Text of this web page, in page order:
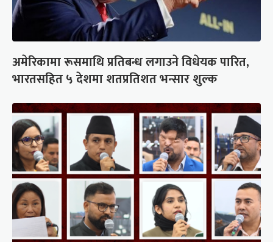
अमेरिकामा रूसमाथि प्रतिबन्ध लगाउने विधेयक पारित,
भारतसहित ५ देशमा शतप्रतिशत भन्सार शुल्क